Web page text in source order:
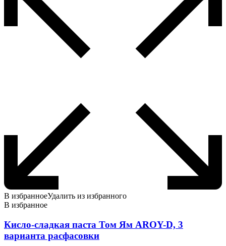
В избранноеУдалить из избранного
В избранное
Кисло-сладкая паста Том Ям AROY-D, 3
варианта расфасовки